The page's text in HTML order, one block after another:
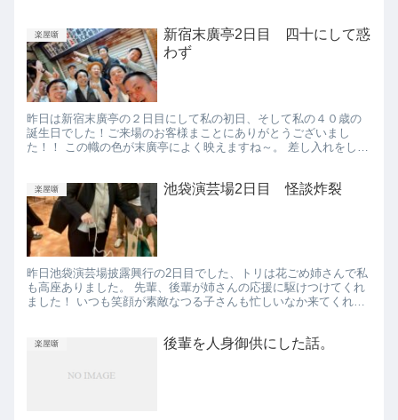
楽屋噺
新宿末廣亭2日目 四十にして惑
わず
昨日は新宿末廣亭の２日目にして私の初日、そして私の４０歳の
誕生日でした！ご来場のお客様まことにありがとうございまし
た！！ この幟の色が末廣亭によく映えますね～。 差し入れをして
楽屋噺 池袋演芸場2日目 怪談炸裂
昨日池袋演芸場披露興行の2日目でした、トリは花ごめ姉さんで私
も高座ありました。 先輩、後輩が姉さんの応援に駆けつけてくれ
ました！ いつも笑顔が素敵なつる子さんも忙しいなか来てくれて
楽屋噺 後輩を人身御供にした話。